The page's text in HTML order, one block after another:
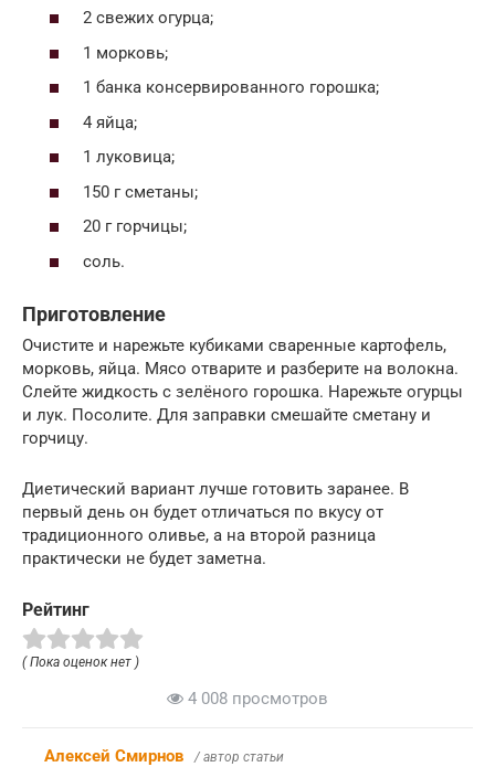
2 свежих огурца;
1 морковь;
1 банка консервированного горошка;
4 яйца;
1 луковица;
150 г сметаны;
20 г горчицы;
соль.
Приготовление
Очистите и нарежьте кубиками сваренные картофель,
морковь, яйца. Мясо отварите и разберите на волокна.
Слейте жидкость с зелёного горошка. Нарежьте огурцы
и лук. Посолите. Для заправки смешайте сметану и
горчицу.
Диетический вариант лучше готовить заранее. В
первый день он будет отличаться по вкусу от
традиционного оливье, а на второй разница
практически не будет заметна.
Рейтинг
( Пока оценок нет )
4 008 просмотров
Алексей Смирнов / автор статьи